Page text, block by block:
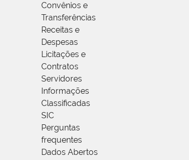
Convênios e
Transferências
Receitas e
Despesas
Licitações e
Contratos
Servidores
Informações
Classificadas
SIC
Perguntas
frequentes
Dados Abertos